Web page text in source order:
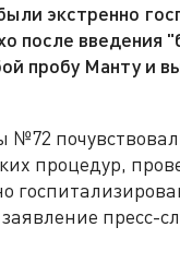
экстренно
после введения
пробу Манту и
№72
процедур,
заявление пресс-